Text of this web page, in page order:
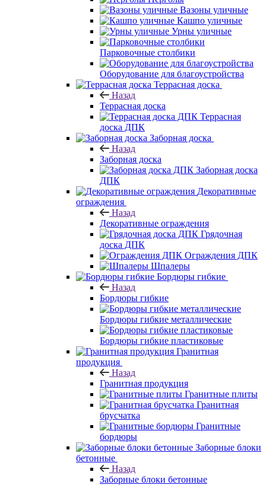
Вазоны уличные
Кашпо уличные
Урны уличные
Парковочные столбики
Оборудование для благоустройства
Террасная доска
Назад
Террасная доска
Террасная
доска ДПК
Заборная доска
Назад
Заборная доска
Заборная доска
ДПК
Декоративные
ограждения
Назад
Декоративные ограждения
Грядочная
доска ДПК
Ограждения ДПК
Шпалеры
Бордюры гибкие
Назад
Бордюры гибкие
Бордюры гибкие металлические
Бордюры гибкие пластиковые
Гранитная
продукция
Назад
Гранитная продукция
Гранитные плиты
Гранитная
брусчатка
Гранитные
бордюры
Заборные блоки
бетонные
Назад
Заборные блоки бетонные